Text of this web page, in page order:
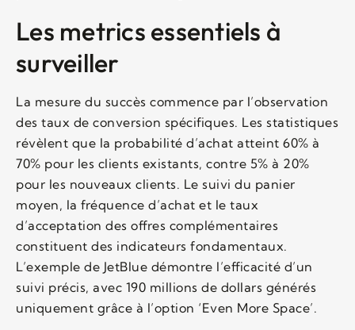
Les metrics essentiels à
surveiller
La mesure du succès commence par l’observation
des taux de conversion spécifiques. Les statistiques
révèlent que la probabilité d’achat atteint 60% à
70% pour les clients existants, contre 5% à 20%
pour les nouveaux clients. Le suivi du panier
moyen, la fréquence d’achat et le taux
d’acceptation des offres complémentaires
constituent des indicateurs fondamentaux.
L’exemple de JetBlue démontre l’efficacité d’un
suivi précis, avec 190 millions de dollars générés
uniquement grâce à l’option ‘Even More Space’.